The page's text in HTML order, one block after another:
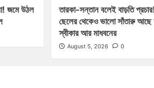
জমে উঠল
তারকা-সন্তান বলেই বাড়তি
ছেলের থেকেও ভালো সাঁতারু
স্বীকার আর মাধবনের
August 5, 2026 0